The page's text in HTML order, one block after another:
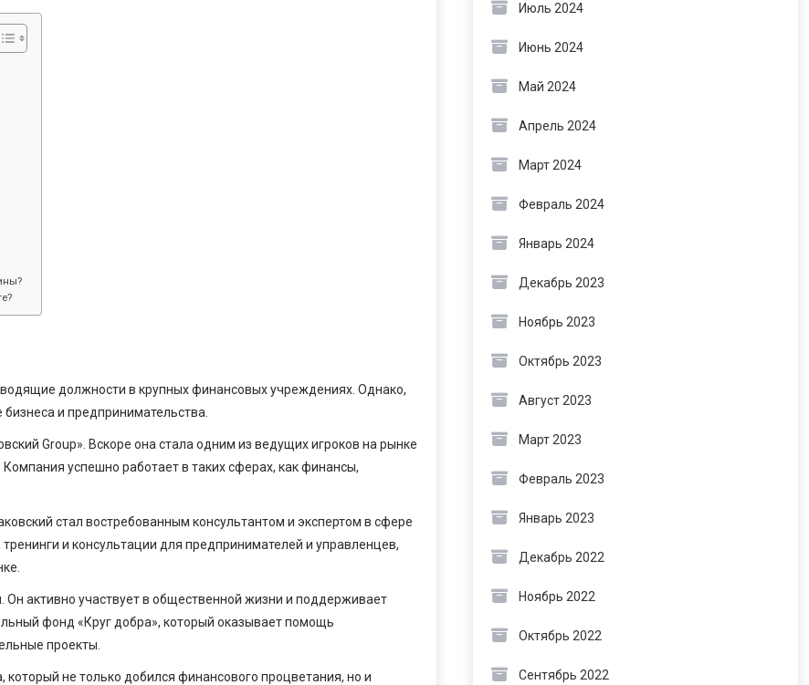
должности в крупных финансовых учреждениях. Однако,
и предпринимательства.
Group». Вскоре она стала одним из ведущих игроков на рынке
успешно работает в таких сферах, как финансы,
стал востребованным консультантом и экспертом в сфере
и консультации для предпринимателей и управленцев,
Он активно участвует в общественной жизни и поддерживает
фонд «Круг добра», который оказывает помощь
проекты.
не только добился финансового процветания, но и
Июль 2024
Июнь 2024
Май 2024
Апрель 2024
Март 2024
Февраль 2024
Январь 2024
Декабрь 2023
Ноябрь 2023
Октябрь 2023
Август 2023
Март 2023
Февраль 2023
Январь 2023
Декабрь 2022
Ноябрь 2022
Октябрь 2022
Сентябрь 2022